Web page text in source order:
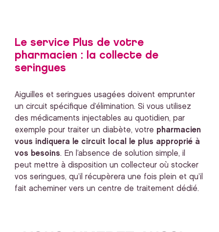
Le service Plus de votre
pharmacien : la collecte de
seringues
Aiguilles et seringues usagées doivent emprunter
un circuit spécifique d’élimination. Si vous utilisez
des médicaments injectables au quotidien, par
exemple pour traiter un diabète, votre pharmacien
vous indiquera le circuit local le plus approprié à
vos besoins. En l’absence de solution simple, il
peut mettre à disposition un collecteur où stocker
vos seringues, qu’il récupèrera une fois plein et qu’il
fait acheminer vers un centre de traitement dédié.